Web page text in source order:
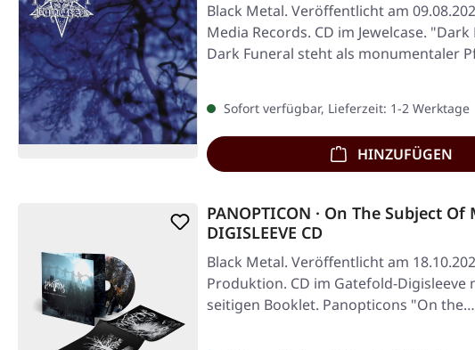
Black Metal. Veröffentlicht am
Media Records. CD im Jewelcase.
Dark Funeral steht als monumentaler
Sofort verfügbar, Lieferzeit: 1-2 Werktage
HINZUFÜGEN
PANOPTICON · On The Subject
DIGISLEEVE CD
Black Metal. Veröffentlicht am
Produktion. CD im Gatefold-Digisleeve
seitigen Booklet. Panopticons "On the…